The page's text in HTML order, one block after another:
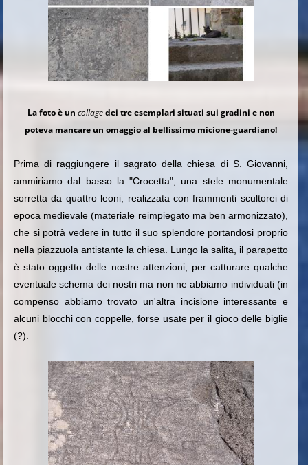
La foto è un collagedei tre esemplari situati sui gradini e non
poteva mancare un omaggio al bellissimo micione-guardiano!
Prima di raggiungere il sagrato della chiesa di S. Giovanni,
ammiriamo dal basso la "Crocetta", una stele monumentale
sorretta da quattro leoni, realizzata con frammenti scultorei di
epoca medievale (materiale reimpiegato ma ben armonizzato),
che si potrà vedere in tutto il suo splendore portandosi proprio
nella piazzuola antistante la chiesa. Lungo la salita, il parapetto
è stato oggetto delle nostre attenzioni, per catturare qualche
eventuale schema dei nostri ma non ne abbiamo individuati (in
compenso abbiamo trovato un'altra incisione interessante e
alcuni blocchi con coppelle, forse usate per il gioco delle biglie
(?).